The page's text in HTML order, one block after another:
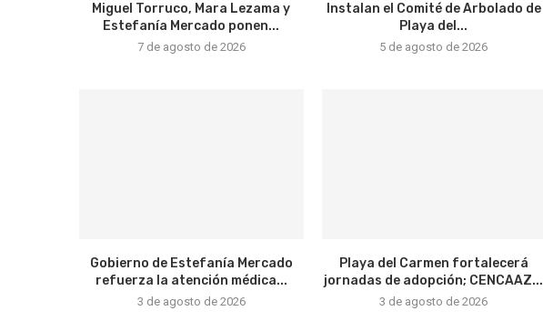
Miguel Torruco, Mara Lezama y
Estefanía Mercado ponen...
7 de agosto de 2026
Instalan el Comité de Arbolado de
Playa del...
5 de agosto de 2026
Gobierno de Estefanía Mercado
refuerza la atención médica...
3 de agosto de 2026
Playa del Carmen fortalecerá
jornadas de adopción; CENCAAZ...
3 de agosto de 2026